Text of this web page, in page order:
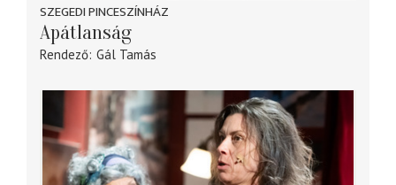
SZEGEDI PINCESZÍNHÁZ
Apátlanság
Rendező Gál Tamás